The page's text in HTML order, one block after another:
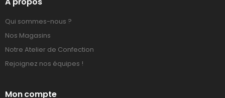
Qui sommes-nous ?
Nos Magasins
Notre Atelier de Confection
Rejoignez nos équipes !
Mon compte